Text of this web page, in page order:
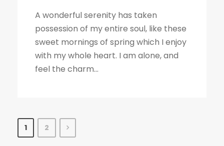
A wonderful serenity has taken
possession of my entire soul, like these
sweet mornings of spring which I enjoy
with my whole heart. I am alone, and
feel the charm...
1 2